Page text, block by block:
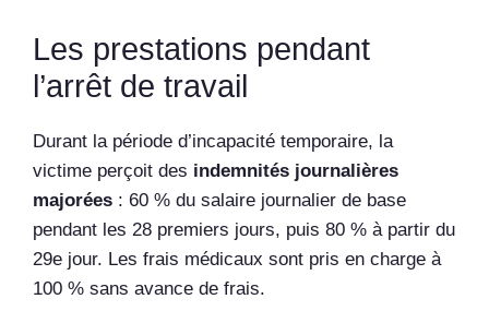
Les prestations pendant
l’arrêt de travail
Durant la période d’incapacité temporaire, la
victime perçoit des indemnités journalières
majorées : 60 % du salaire journalier de base
pendant les 28 premiers jours, puis 80 % à partir du
29e jour. Les frais médicaux sont pris en charge à
100 % sans avance de frais.